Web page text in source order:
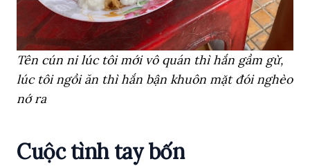
Tên cún ni lúc tôi mới vô quán thì hắn gầm gừ,
lúc tôi ngồi ăn thì hắn bận khuôn mặt đói nghèo
nớ ra
Cuộc tình tay bốn